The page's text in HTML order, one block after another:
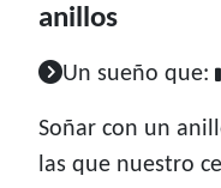
anillos
Un sueño que:
Soñar con un
las que nuestro